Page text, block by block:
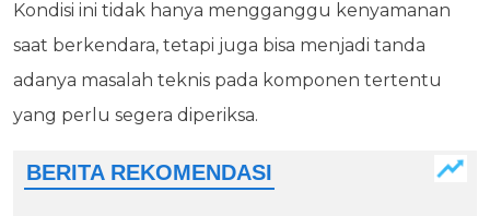
Kondisi ini tidak hanya mengganggu kenyamanan
saat berkendara, tetapi juga bisa menjadi tanda
adanya masalah teknis pada komponen tertentu
yang perlu segera diperiksa.